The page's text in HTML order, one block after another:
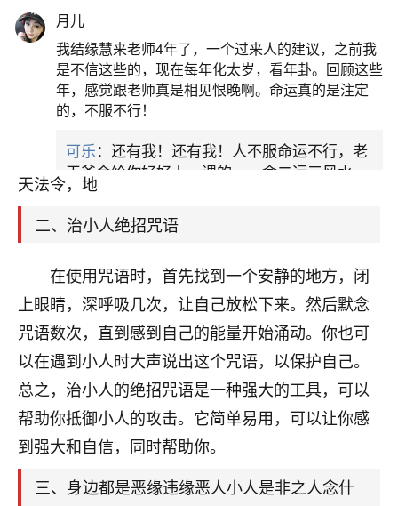
人咒语》，还有民俗“打小人”咒语。《护身灭小人
咒》内容为：天帝弟子，部领天兵赏善罚恶，出幽
入冥来护我者，玉女六丁有犯我者，自灭其形，急
急如玄女律令！《斩小人咒语》内容为：天清清，
地灵灵。茅山法主显威灵。请到坛前来助法，助吾
神法也通灵。要斩奸心恶人亡，不得有违吾法令。
天法令，地
二、治小人绝招咒语
在使用咒语时，首先找到一个安静的地方，闭
上眼睛，深呼吸几次，让自己放松下来。然后默念
咒语数次，直到感到自己的能量开始涌动。你也可
以在遇到小人时大声说出这个咒语，以保护自己。
总之，治小人的绝招咒语是一种强大的工具，可以
帮助你抵御小人的攻击。它简单易用，可以让你感
到强大和自信，同时帮助你。
三、身边都是恶缘违缘恶人小人是非之人念什
月儿
我结缘慧来老师4年了，一个过来人的建议，之前我
是不信这些的，现在每年化太岁，看年卦。回顾这些
年，感觉跟老师真是相见恨晚啊。命运真的是注定
的，不服不行！
可乐：还有我！还有我！人不服命运不行，老
天爷会给你好好上一课的。一命二运三风水，
哪样不服都不行！
平安是福：我也是每年找老师化太岁，看年
卦，认识老师3年了，都是缘分啊！
17分钟前 来自湖北 19
心若莲花
我是做餐饮的，这两年，生意屡屡受挫，店开一家关
一家，要么生意不好，生意好的就出事。前些年攒的
家底快败光了，真是倒霉！我也想找人看看到底怎么
回事？
鹿森：你可以找老师看看，人有时不服命不行
太阳当空赵：我也做餐饮的，生意不算大，但